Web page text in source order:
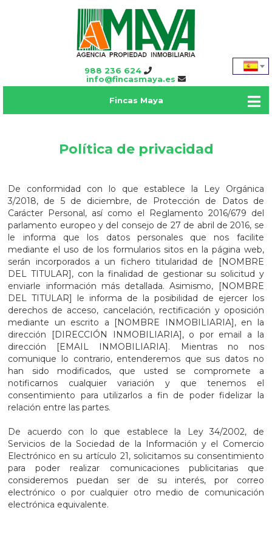
988 236 624
info@fincasmaya.es
Fincas Maya
Política de privacidad
De conformidad con lo que establece la Ley Orgánica
3/2018, de 5 de diciembre, de Protección de Datos de
Carácter Personal, así como el Reglamento 2016/679 del
parlamento europeo y del consejo de 27 de abril de 2016, se
le informa que los datos personales que nos facilite
mediante el uso de los formularios sitos en la página web,
serán incorporados a un fichero titularidad de [NOMBRE
DEL TITULAR], con la finalidad de gestionar su solicitud y
enviarle información más detallada. Asimismo, [NOMBRE
DEL TITULAR] le informa de la posibilidad de ejercer los
derechos de acceso, cancelación, rectificación y oposición
mediante un escrito a [NOMBRE INMOBILIARIA], en la
dirección [DIRECCIÓN INMOBILIARIA], o por email a la
dirección [EMAIL INMOBILIARIA]. Mientras no nos
comunique lo contrario, entenderemos que sus datos no
han sido modificados, que usted se compromete a
notificarnos cualquier variación y que tenemos el
consentimiento para utilizarlos a fin de poder fidelizar la
relación entre las partes.
De acuerdo con lo que establece la Ley 34/2002, de
Servicios de la Sociedad de la Información y el Comercio
Electrónico en su artículo 21, solicitamos su consentimiento
para poder realizar comunicaciones publicitarias que
consideremos puedan ser de su interés, por correo
electrónico o por cualquier otro medio de comunicación
electrónica equivalente.